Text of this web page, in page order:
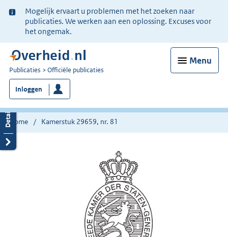
Ter
informatie:
Mogelijk ervaart u problemen met het zoeken naar
publicaties. We werken aan een oplossing. Excuses voor
het ongemak.
Menu
U
bent
nu
hier:
Publicaties Officiële publicaties
Inloggen
Home Kamerstuk 29659, nr. 81